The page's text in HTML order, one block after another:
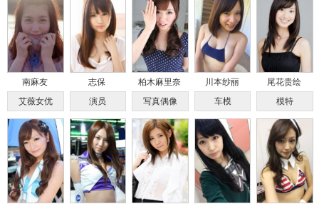
南麻友
艾薇女优
志保
演员
柏木麻里奈
写真偶像
川本纱丽
车模
尾花贵绘
模特